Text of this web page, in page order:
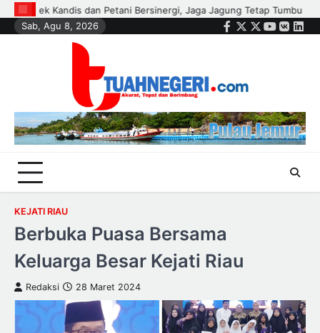
Skip
to
untuk Ketahanan Pangan
Wali Kota Agung Nugroho Lantik
Sab, Agu 8, 2026
Facebook
Twitter
Instagram
Youtube
VK
KEJATI RIAU
Berbuka Puasa Bersama
Keluarga Besar Kejati Riau
Redaksi 28 Maret 2024